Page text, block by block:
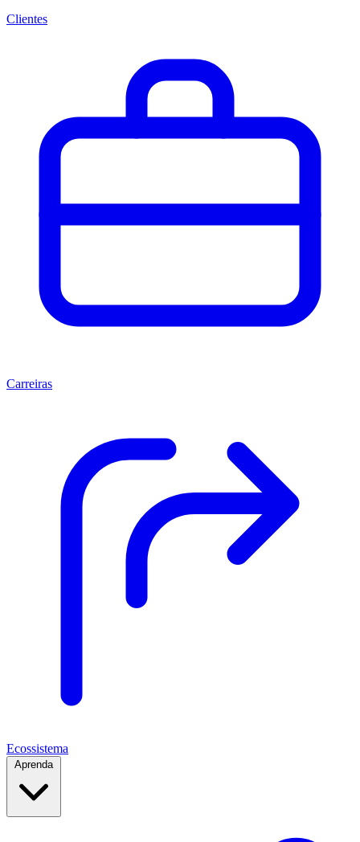
Clientes
Carreiras
Ecossistema
Aprenda